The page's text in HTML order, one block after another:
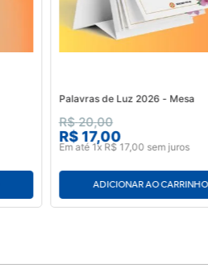
Palavras de Luz 2026 - Mesa
R$ 20,00
R$17,00
Em até 1x R$ 17,00sem juros
ADICIONAR AO CARRINHO